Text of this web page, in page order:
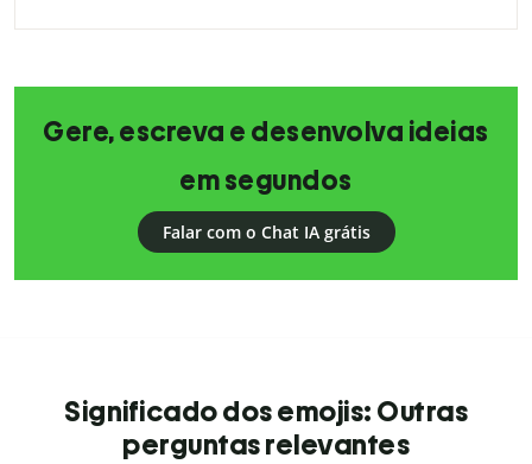
Gere, escreva e desenvolva ideias
em segundos
Falar com o Chat IA grátis
Significado dos emojis: Outras
perguntas relevantes